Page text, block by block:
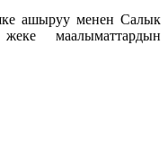
ашыруу менен Салык
маалыматтардын